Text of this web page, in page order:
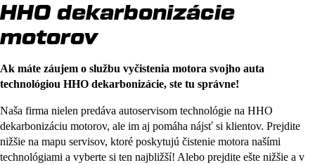
HHO dekarbonizácie
motorov
Ak máte záujem o službu vyčistenia motora svojho auta
technológiou HHO dekarbonizácie, ste tu správne!
Naša firma nielen predáva autoservisom technológie na HHO
dekarbonizáciu motorov, ale im aj pomáha nájsť si klientov. Prejdite
nižšie na mapu servisov, ktoré poskytujú čistenie motora našími
technológiami a vyberte si ten najbližší! Alebo prejdite ešte nižšie a v